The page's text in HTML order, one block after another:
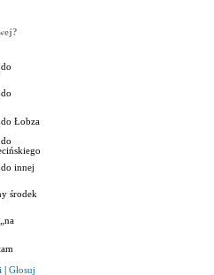
Łobza
innej
środek
Głosuj